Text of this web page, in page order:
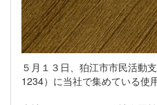
５月１３日、狛江市市民活動
1234）に当社で集めている使